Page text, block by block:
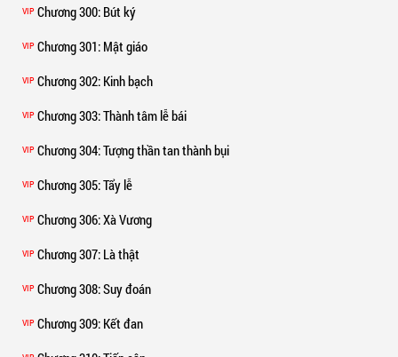
VIP Chương 300: Bút ký
VIP Chương 301: Mật giáo
VIP Chương 302: Kinh bạch
VIP Chương 303: Thành tâm lễ bái
VIP Chương 304: Tượng thần tan thành bụi
VIP Chương 305: Tẩy lễ
VIP Chương 306: Xà Vương
VIP Chương 307: Là thật
VIP Chương 308: Suy đoán
VIP Chương 309: Kết đan